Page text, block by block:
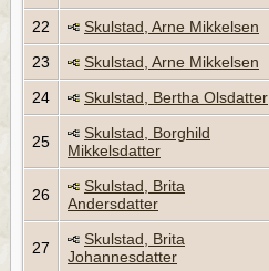
22 Skulstad, Arne Mikkelsen
23
Skulstad, Arne Mikkelsen
24
Skulstad, Bertha Olsdatter
25
Skulstad, Borghild
Mikkelsdatter
26
Skulstad, Brita
Andersdatter
27
Skulstad, Brita
Johannesdatter